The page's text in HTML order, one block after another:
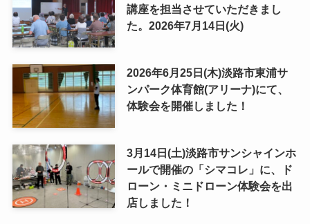
講座を担当させていただきまし
た。2026年7月14日(火)
2026年6月25日(木)淡路市東浦サ
ンパーク体育館(アリーナ)にて、
体験会を開催しました！
3月14日(土)淡路市サンシャインホ
ールで開催の「シマコレ」に、ド
ローン・ミニドローン体験会を出
店しました！